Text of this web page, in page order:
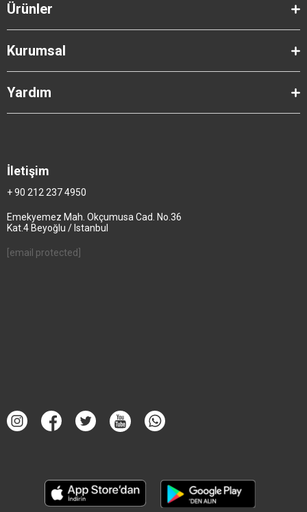
Ürünler
Kurumsal
Yardım
İletişim
+ 90 212 237 4950
Emekyemez Mah. Okçumusa Cad. No.36
Kat.4 Beyoğlu / Istanbul
[email protected]